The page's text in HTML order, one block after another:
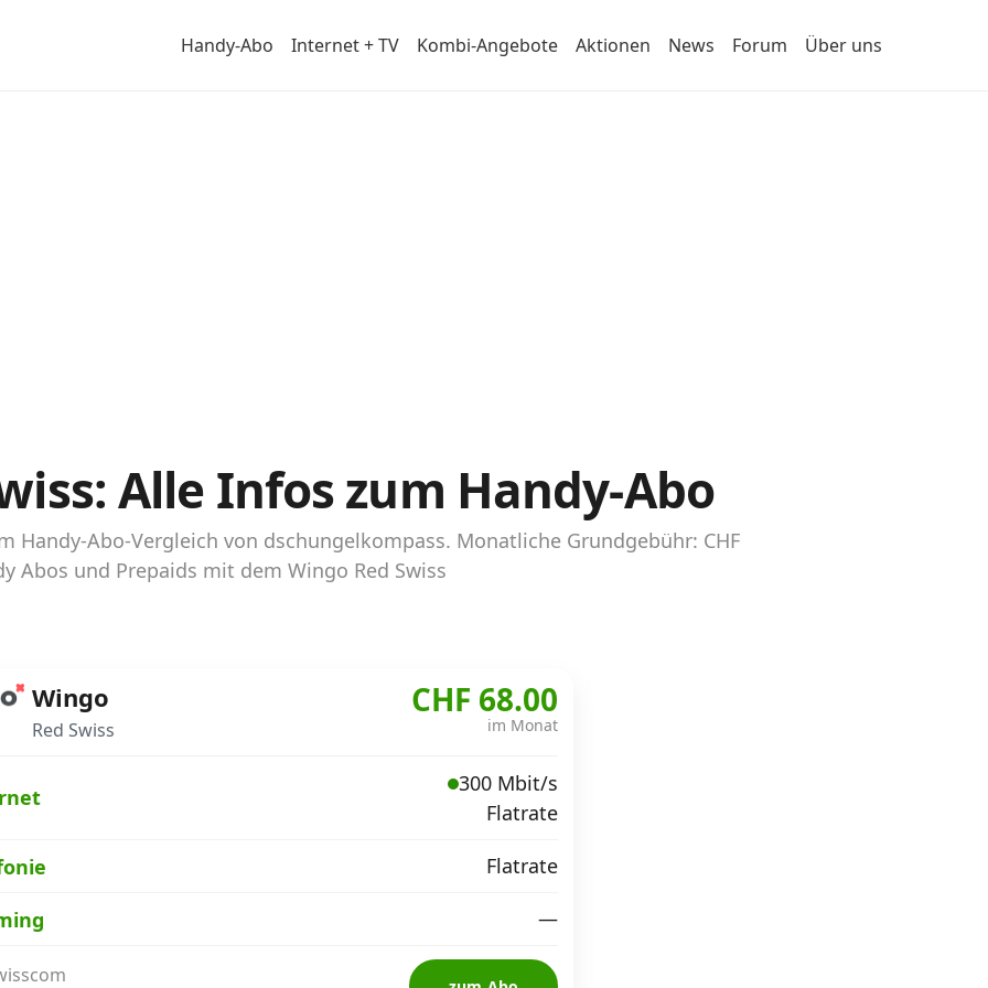
Handy-Abo Internet + TV Kombi-Angebote Aktionen News Forum Über uns
Alle Infos zum Handy-Abo
Handy-Abo-Vergleich von dschungelkompass. Monatliche Grundgebühr: CHF
Abos und Prepaids mit dem Wingo Red Swiss
Wingo
Red Swiss
CHF 68.00
im Monat
300 Mbit/s
Flatrate
Flatrate
—